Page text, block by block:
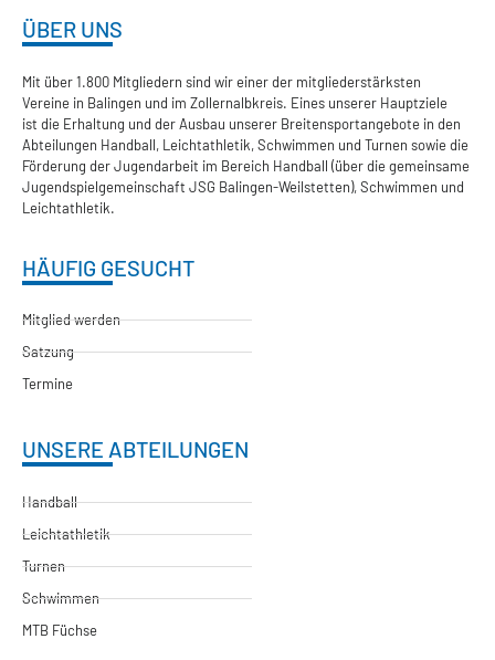
ÜBER UNS
Mit über 1.800 Mitgliedern sind wir einer der mitgliederstärksten
Vereine in Balingen und im Zollernalbkreis. Eines unserer Hauptziele
ist die Erhaltung und der Ausbau unserer Breitensportangebote in den
Abteilungen Handball, Leichtathletik, Schwimmen und Turnen sowie die
Förderung der Jugendarbeit im Bereich Handball (über die gemeinsame
Jugendspielgemeinschaft JSG Balingen-Weilstetten), Schwimmen und
Leichtathletik.
HÄUFIG GESUCHT
Mitglied werden
Satzung
Termine
UNSERE ABTEILUNGEN
Handball
Leichtathletik
Turnen
Schwimmen
MTB Füchse